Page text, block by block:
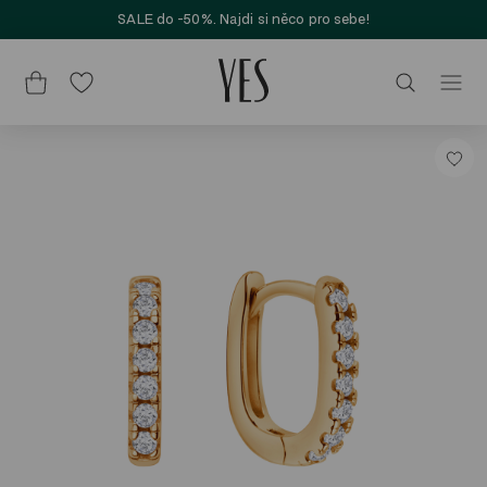
SALE do -50%. Najdi si něco pro sebe!